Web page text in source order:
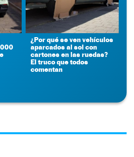
¿Por qué se ven vehículos
aparcados al sol con
cartones en las ruedas?
El truco que todos
comentan